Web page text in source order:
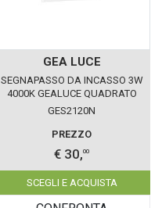
GEA LUCE
SEGNAPASSO DA INCASSO 3W
4000K GEALUCE QUADRATO
BIANCO IP65
GES2120N
PREZZO
€ 30,00
SCEGLI E ACQUISTA